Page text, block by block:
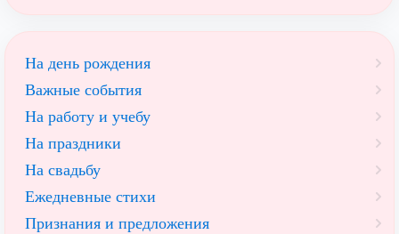
На день рождения
Важные события
На работу и учебу
На праздники
На свадьбу
Ежедневные стихи
Признания и предложения